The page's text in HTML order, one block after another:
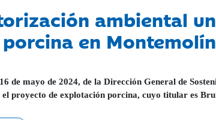
ambiental
en Montemolín
de mayo de 2024, de la Dirección General de
proyecto de explotación porcina, cuyo titular es